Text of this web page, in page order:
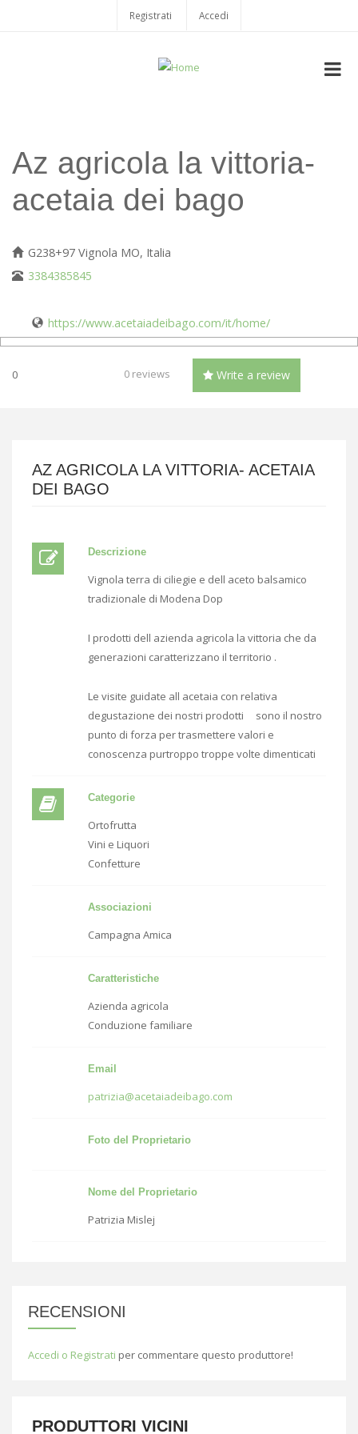
Registrati Accedi
Az agricola la vittoria-
acetaia dei bago
G238+97 Vignola MO, Italia
3384385845
https://www.acetaiadeibago.com/it/home/
0 0 reviews Write a review
AZ AGRICOLA LA VITTORIA- ACETAIA
DEI BAGO
Descrizione
Vignola terra di ciliegie e dell aceto balsamico
tradizionale di Modena Dop
I prodotti dell azienda agricola la vittoria che da
generazioni caratterizzano il territorio .
Le visite guidate all acetaia con relativa
degustazione dei nostri prodotti sono il nostro
punto di forza per trasmettere valori e
conoscenza purtroppo troppe volte dimenticati
Categorie
Ortofrutta
Vini e Liquori
Confetture
Associazioni
Campagna Amica
Caratteristiche
Azienda agricola
Conduzione familiare
Email
patrizia@acetaiadeibago.com
Foto del Proprietario
Nome del Proprietario
Patrizia Mislej
RECENSIONI
Accedi o Registrati per commentare questo produttore!
PRODUTTORI VICINI